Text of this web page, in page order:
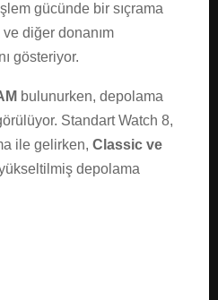
gücünde bir sıçrama
diğer donanım
gösteriyor.
bulunurken, depolama
Standart Watch 8,
ile gelirken, Classic ve
depolama